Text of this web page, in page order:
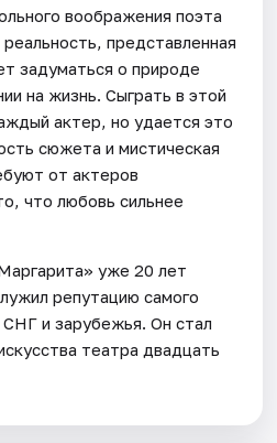
воображения поэта
представленная
задуматься о природе
на жизнь. Сыграть в этой
актер, но удается это
сюжета и мистическая
от актеров
что любовь сильнее
уже 20 лет
репутацию самого
СНГ и зарубежья. Он стал
театра двадцать